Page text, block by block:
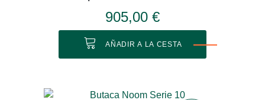
905,00 €
AÑADIR A LA CESTA